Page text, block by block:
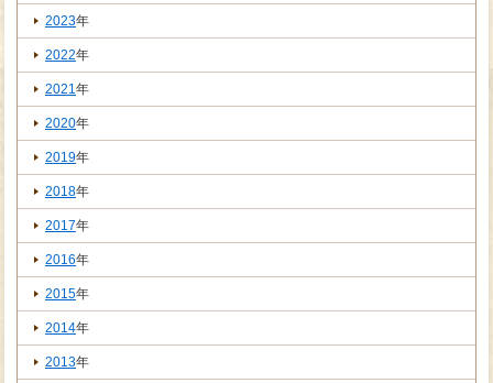
2023年
2022年
2021年
2020年
2019年
2018年
2017年
2016年
2015年
2014年
2013年